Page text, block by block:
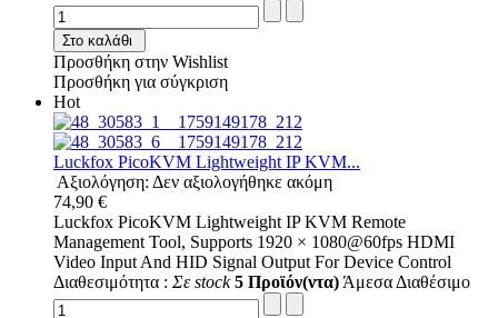
Στο καλάθι
Προσθήκη στην Wishlist
Προσθήκη για σύγκριση
Hot
Luckfox PicoKVM Lightweight IP KVM...
Αξιολόγηση: Δεν αξιολογήθηκε ακόμη
74,90 €
Luckfox PicoKVM Lightweight IP KVM Remote
Management Tool, Supports 1920 × 1080@60fps HDMI
Video Input And HID Signal Output For Device Control
Διαθεσιμότητα : Σε stock 5 Προϊόν(ντα) Άμεσα Διαθέσιμο